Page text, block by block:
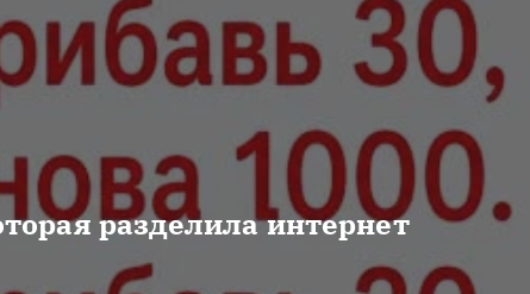
разделила интернет